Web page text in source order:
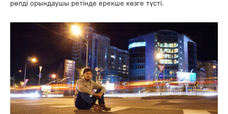
рөлді орындаушы ретінде ерекше көзге түсті.